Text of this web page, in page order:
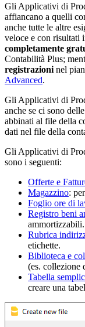
Gli Applicativi di
affiancano a quelli
anche tutte le altre
veloce e con risultati
completamente
Contabilità Plus;
registrazioni nel
Advanced.
Gli Applicativi di
anche se ci sono
abbinati al file della
dati nel file della
Gli Applicativi di
sono i seguenti:
Offerte e
Magazzino:
Foglio ore di
Registro beni
ammortizzabili.
Rubrica
etichette.
Biblioteca e
(es. collezione
Tabella
creare una